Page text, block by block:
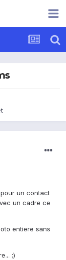
un contact
un cadre ce
entiere sans
;)